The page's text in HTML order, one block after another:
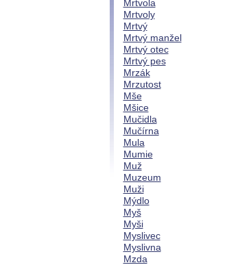
Mrtvola
Mrtvoly
Mrtvý
Mrtvý manžel
Mrtvý otec
Mrtvý pes
Mrzák
Mrzutost
Mše
Mšice
Mučidla
Mučírna
Mula
Mumie
Muž
Muzeum
Muži
Mýdlo
Myš
Myši
Myslivec
Myslivna
Mzda